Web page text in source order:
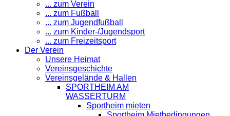
... zum Verein
... zum Fußball
... zum Jugendfußball
... zum Kinder-/Jugendsport
... zum Freizeitsport
Der Verein
Unsere Heimat
Vereinsgeschichte
Vereinsgelände & Hallen
SPORTHEIM AM
WASSERTURM
Sportheim mieten